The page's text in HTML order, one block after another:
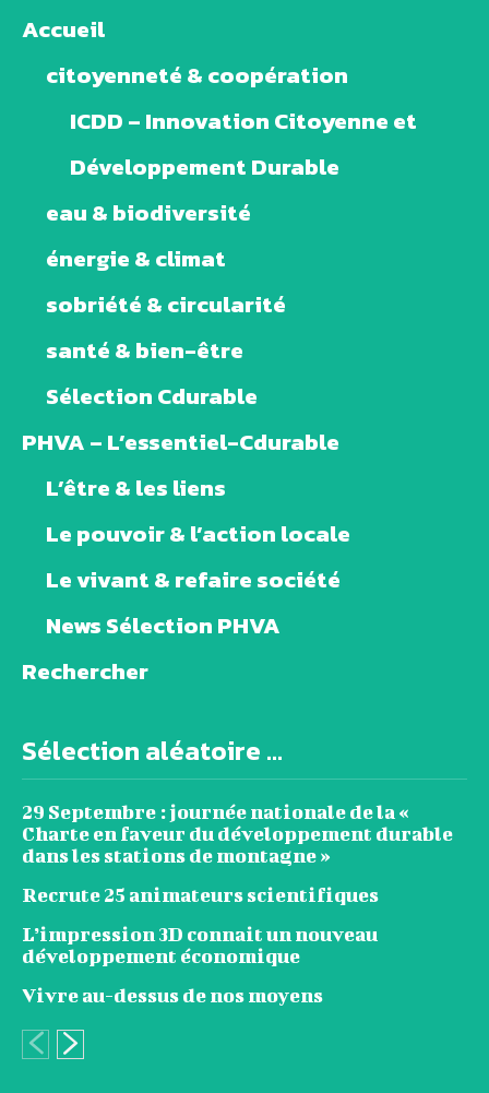
Accueil
citoyenneté & coopération
ICDD – Innovation Citoyenne et
Développement Durable
eau & biodiversité
énergie & climat
sobriété & circularité
santé & bien-être
Sélection Cdurable
PHVA – L’essentiel-Cdurable
L’être & les liens
Le pouvoir & l’action locale
Le vivant & refaire société
News Sélection PHVA
Rechercher
Sélection aléatoire ...
29 Septembre : journée nationale de la «
Charte en faveur du développement durable
dans les stations de montagne »
Recrute 25 animateurs scientifiques
L’impression 3D connait un nouveau
développement économique
Vivre au-dessus de nos moyens